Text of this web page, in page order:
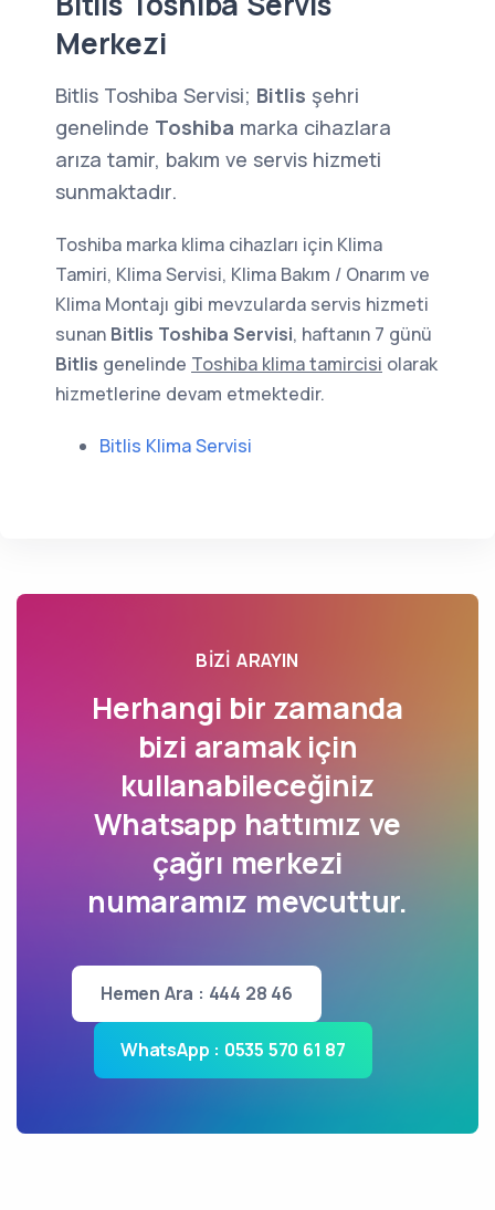
Merkezi
Bitlis Toshiba Servisi; Bitlis şehri
genelinde Toshiba marka cihazlara
arıza tamir, bakım ve servis hizmeti
sunmaktadır.
Toshiba marka klima cihazları için Klima
Tamiri, Klima Servisi, Klima Bakım / Onarım ve
Klima Montajı gibi mevzularda servis hizmeti
sunan Bitlis Toshiba Servisi, haftanın 7 günü
Bitlis genelinde Toshiba klima tamircisi olarak
hizmetlerine devam etmektedir.
Bitlis Klima Servisi
BIZI ARAYIN
Herhangi bir zamanda
bizi aramak için
kullanabileceğiniz
Whatsapp hattımız ve
çağrı merkezi
numaramız mevcuttur.
Hemen Ara : 444 28 46
WhatsApp : 0535 570 61 87